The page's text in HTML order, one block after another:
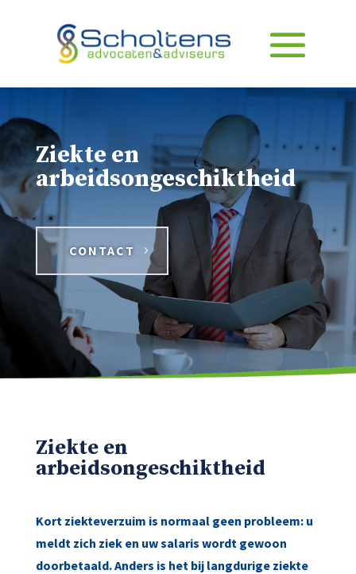
Ziekte en
arbeidsongeschiktheid
CONTACT
Ziekte en
arbeidsongeschiktheid
Kort ziekteverzuim is normaal geen probleem: u
meldt zich ziek en uw salaris wordt gewoon
doorbetaald. Anders is het bij langdurige ziekte